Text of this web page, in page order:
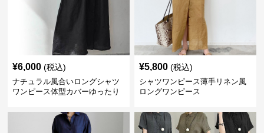
¥6,000 (税込)
ナチュラル風合いロングシャツ
ワンピース体型カバーゆったり
¥5,800 (税込)
シャツワンピース薄手リネン風
ロングワンピース